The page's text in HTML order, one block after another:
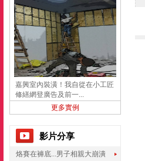
嘉興室內裝潢！我自從在小工匠
修繕網登廣告及前一...
更多實例
影片分享
烙賽在褲底...男子相親大崩潰